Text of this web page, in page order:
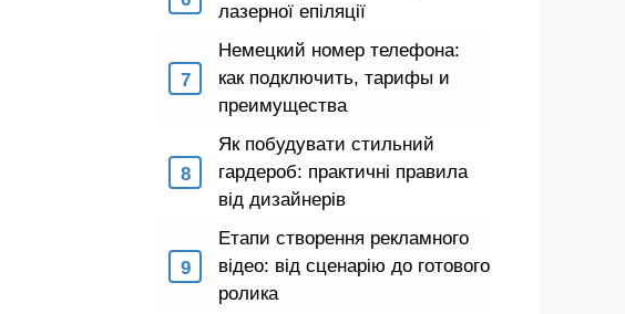
лазерної епіляції
Немецкий номер телефона:
как подключить, тарифы и
преимущества
Як побудувати стильний
гардероб: практичні правила
від дизайнерів
Етапи створення рекламного
відео: від сценарію до готового
ролика